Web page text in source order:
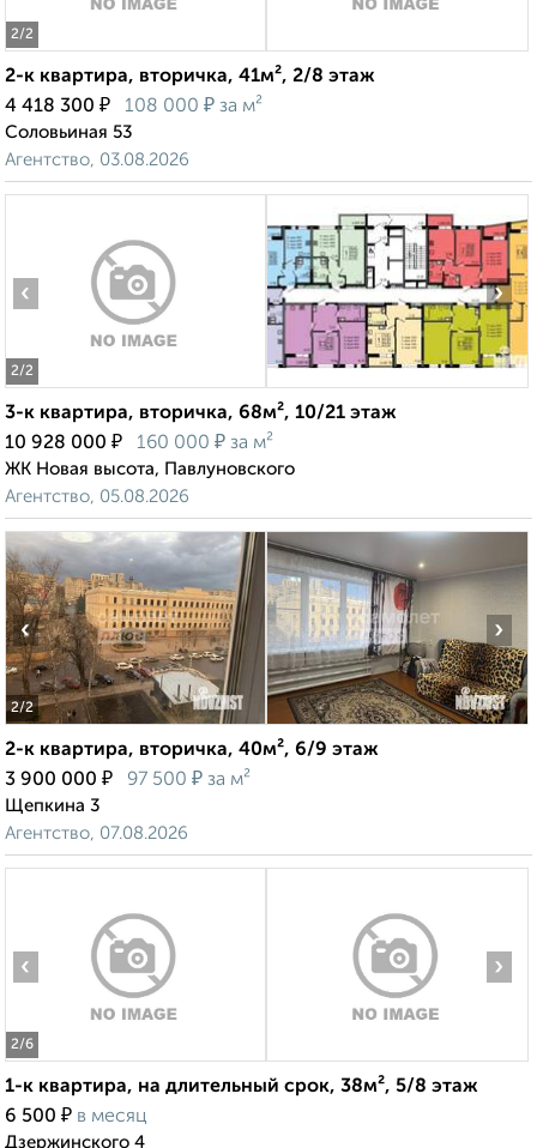
2/2
2-к квартира, вторичка, 41м², 2/8 этаж
4 418 300 ₽ 108 000 ₽ за м²
Соловьиная 53
Агентство, 03.08.2026
2/2
‹ ›
3-к квартира, вторичка, 68м², 10/21 этаж
10 928 000 ₽ 160 000 ₽ за м²
ЖК Новая высота, Павлуновского
Агентство, 05.08.2026
2/2
‹ ›
2-к квартира, вторичка, 40м², 6/9 этаж
3 900 000 ₽ 97 500 ₽ за м²
Щепкина 3
Агентство, 07.08.2026
2/6
‹ ›
1-к квартира, на длительный срок, 38м², 5/8 этаж
6 500 ₽ в месяц
Дзержинского 4